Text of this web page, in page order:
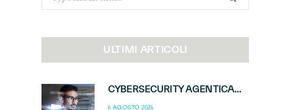
for:
ULTIMI ARTICOLI
CYBERSECURITY AGENTICA: CON PERCEPTION E MAI-CYBER-1-FLASH MICROSOFT APRE NUOVI SERVIZI PER IL CANALE
6 AGOSTO 2026